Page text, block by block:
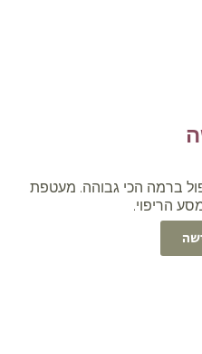
ברמה הכי גבוהה. מעטפת
הריפוי.